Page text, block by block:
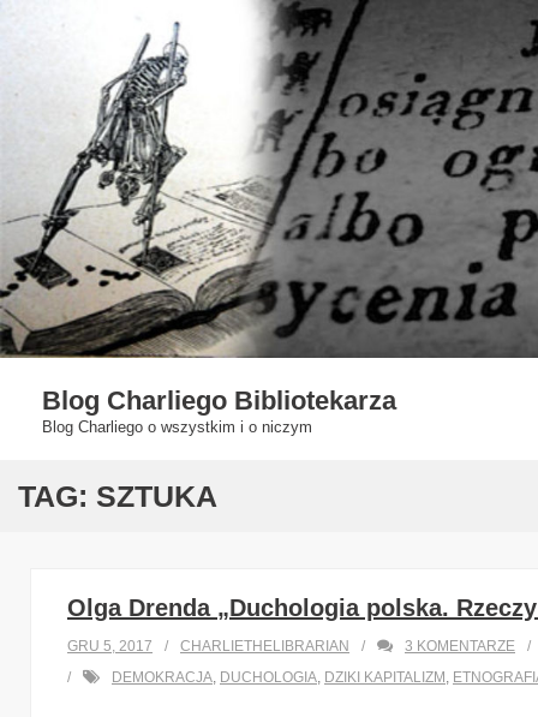
Blog Charliego Bibliotekarza
Blog Charliego o wszystkim i o niczym
TAG: SZTUKA
Olga Drenda „Duchologia polska.
GRU 5, 2017 CHARLIETHELIBRARIAN 3 KOMENTARZE
DEMOKRACJA, DUCHOLOGIA, DZIKI KAPITALIZM ,